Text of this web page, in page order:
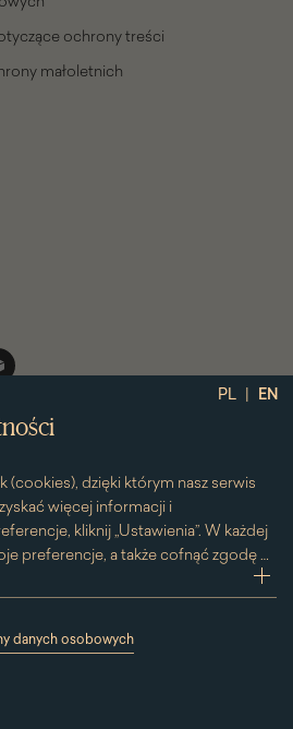
PL | EN
(cookies), dzięki którym nasz serwis
kliknij „Ustawienia”. W każdej
preferencje, a także cofnąć zgodę na
to zrobić, klikając na podstronę
stopce.
stronę aktywujesz zgodę na
suwak w lewą stronę
danych osobowych
ochrony treści
małoletnich